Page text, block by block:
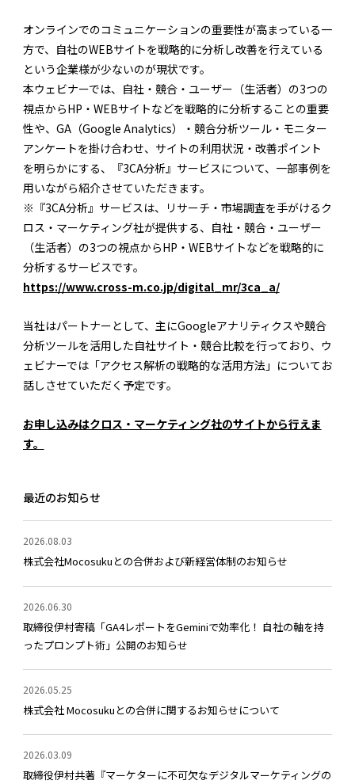
オンラインでのコミュニケーションの重要性が高まっている一
方で、自社のWEBサイトを戦略的に分析し改善を行えている
という企業様が少ないのが現状です。
本ウェビナーでは、自社・競合・ユーザー（生活者）の3つの
視点からHP・WEBサイトなどを戦略的に分析することの重要
性や、GA（Google Analytics）・競合分析ツール・モニター
アンケートを掛け合わせ、サイトの利用状況・改善ポイント
を明らかにする、『3CA分析』サービスについて、一部事例を
用いながら紹介させていただきます。
※『3CA分析』サービスは、リサーチ・市場調査を手がけるク
ロス・マーケティング社が提供する、自社・競合・ユーザー
（生活者）の3つの視点からHP・WEBサイトなどを戦略的に
分析するサービスです。
https://www.cross-m.co.jp/digital_mr/3ca_a/
当社はパートナーとして、主にGoogleアナリティクスや競合
分析ツールを活用した自社サイト・競合比較を行っており、ウ
ェビナーでは「アクセス解析の戦略的な活用方法」についてお
話しさせていただく予定です。
お申し込みはクロス・マーケティング社のサイトから行えま
す。
最近のお知らせ
2026.08.03
株式会社Mocosukuとの合併および新経営体制のお知らせ
2026.06.30
取締役伊村寄稿「GA4レポートをGeminiで効率化！ 自社の軸を持
ったプロンプト術」公開のお知らせ
2026.05.25
株式会社 Mocosukuとの合併に関するお知らせについて
2026.03.09
取締役伊村共著『マーケターに不可欠なデジタルマーケティングの